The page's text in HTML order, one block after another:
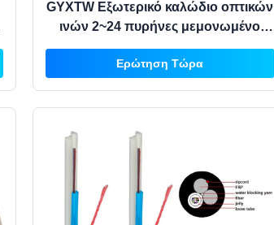
GYXTW Εξωτερικό καλώδιο οπτικών
ινών 2~24 πυρήνες μεμονωμένο
τρόπο θωρακισμένο κεντρικό
χαλαρό καλώδιο σωλήνα
Ερώτηση Τώρα